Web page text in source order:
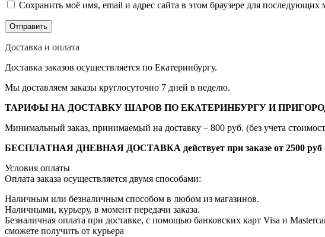
Сохранить моё имя, email и адрес сайта в этом браузере для последующих
Доставка и оплата
Доставка заказов осуществляется по Екатеринбургу.
Мы доставляем заказы круглосуточно 7 дней в неделю.
ТАРИФЫ НА ДОСТАВКУ ШАРОВ ПО ЕКАТЕРИНБУРГУ И
Минимальный заказ, принимаемый на доставку – 800 руб. (без учета
БЕСПЛАТНАЯ ДНЕВНАЯ ДОСТАВКА действует при заказе от 2500 руб
Условия оплаты
Оплата заказа осуществляется двумя способами:
Наличным или безналичным способом в любом из магазинов.
Наличными, курьеру, в момент передачи заказа.
Безналичная оплата при доставке, с помощью банковских карт Visa и
сможете получить от курьера